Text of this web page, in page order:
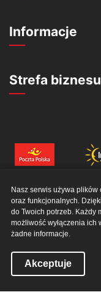
Informacje
Strefa
Nasz serwis używa
oraz funkcjonalnych.
do Twoich potrzeb. Każdy
możliwość wyłączenia
żadne informacje.
Akceptuje
© 2026 EWERRO